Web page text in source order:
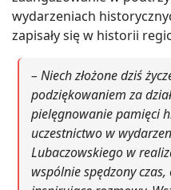
wydarzeniach
zapisały się w historii
– Niech złożone dziś
podziękowaniem za
pielęgnowanie pamięci
uczestnictwo w
Lubaczowskiego w
wspólnie spędzony